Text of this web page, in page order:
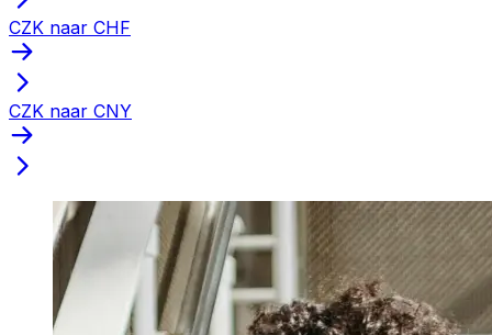
CZK naar CHF
CZK naar CNY